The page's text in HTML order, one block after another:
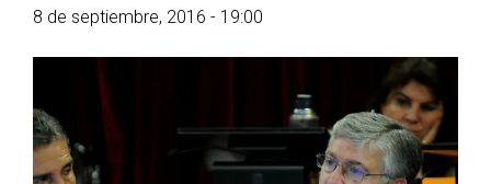
8 de septiembre, 2016 - 19:00